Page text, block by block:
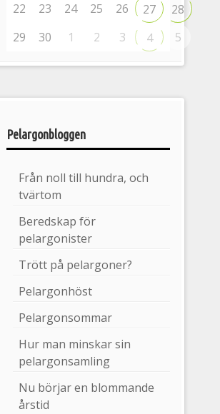
22
23 24 25 26 27
28
29
30 1 2 3 4 5
Pelargonbloggen
Från noll till hundra, och
tvärtom
Beredskap för
pelargonister
Trött på pelargoner?
Pelargonhöst
Pelargonsommar
Hur man minskar sin
pelargonsamling
Nu börjar en blommande
årstid